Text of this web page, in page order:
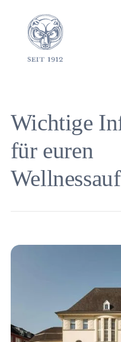
Wichtige
für euren